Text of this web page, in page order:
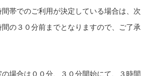
帯でのご利用が決定している場合は、次
の３０分前までとなりますので、ご了承
場合は００分、３０分開始にて、３時間